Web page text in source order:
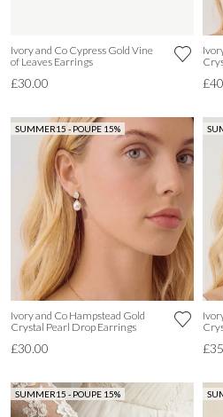
Ivory and Co Cypress Gold Vine
of Leaves Earrings
£30.00
SUMMER15 - POUPE 15%
Ivory and Co Hampstead Gold
Crystal Pearl Drop Earrings
£30.00
SUMMER15 - POUPE 15%